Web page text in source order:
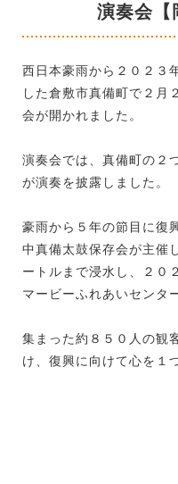
演奏会【
西日本豪雨から２０２３
した倉敷市真備町で２月
会が開かれました。
演奏会では、真備町の２
が演奏を披露しました。
豪雨から５年の節目に復
中真備太鼓保存会が主催
ートルまで浸水し、２０
マービーふれあいセンタ
集まった約８５０人の観
け、復興に向けて心を１